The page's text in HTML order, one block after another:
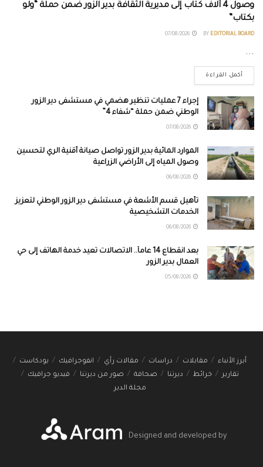
وصول 4 آلاف كتاب إلى مديرية الثقافة بدير الزور ضمن حملة “ولو
بكتاب”
BY EDITORIAL BOARD
...
أكمل القراءة
إجراء 7 عمليات تنظير هضمي في مستشفى دير الزور
الوطني ضمن حملة “شفاء 4”
الموارد المائية بدير الزور تواصل صيانة أقنية الري لتحسين
وصول المياه إلى الأراضي الزراعية
تأهيل قسم الأشعة في مستشفى دير الزور الوطني لتعزيز
الخدمات التشخيصية
بعد انقطاع 14 عاماً.. الاتصالات تعيد خدمة الهاتف إلى حي
العمال بدير الزور
أبرز الأنباء مقابلات دراسات مقالات رأي انفوجرافيك
بودكاست
تقارير
خرائط ديرتنا صحافة صور من ديرتنا
فيديو جرافيك
مجلة الدير
Designed and developed by